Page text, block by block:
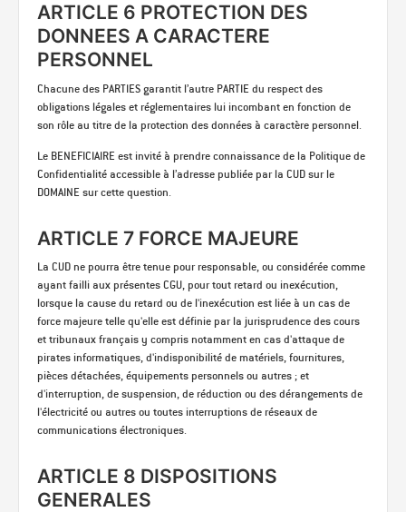
ARTICLE 6 PROTECTION DES
DONNEES A CARACTERE
PERSONNEL
Chacune des PARTIES garantit l’autre PARTIE du respect des
obligations légales et réglementaires lui incombant en fonction de
son rôle au titre de la protection des données à caractère personnel.
Le BENEFICIAIRE est invité à prendre connaissance de la Politique de
Confidentialité accessible à l’adresse publiée par la CUD sur le
DOMAINE sur cette question.
ARTICLE 7 FORCE MAJEURE
La CUD ne pourra être tenue pour responsable, ou considérée comme
ayant failli aux présentes CGU, pour tout retard ou inexécution,
lorsque la cause du retard ou de l'inexécution est liée à un cas de
force majeure telle qu'elle est définie par la jurisprudence des cours
et tribunaux français y compris notamment en cas d'attaque de
pirates informatiques, d'indisponibilité de matériels, fournitures,
pièces détachées, équipements personnels ou autres ; et
d'interruption, de suspension, de réduction ou des dérangements de
l'électricité ou autres ou toutes interruptions de réseaux de
communications électroniques.
ARTICLE 8 DISPOSITIONS
GENERALES